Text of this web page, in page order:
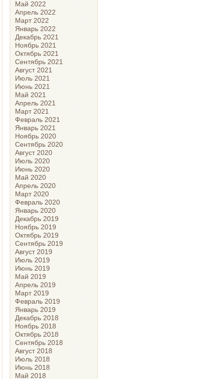
Май 2022
Апрель 2022
Март 2022
Январь 2022
Декабрь 2021
Ноябрь 2021
Октябрь 2021
Сентябрь 2021
Август 2021
Июль 2021
Июнь 2021
Май 2021
Апрель 2021
Март 2021
Февраль 2021
Январь 2021
Ноябрь 2020
Сентябрь 2020
Август 2020
Июль 2020
Июнь 2020
Май 2020
Апрель 2020
Март 2020
Февраль 2020
Январь 2020
Декабрь 2019
Ноябрь 2019
Октябрь 2019
Сентябрь 2019
Август 2019
Июль 2019
Июнь 2019
Май 2019
Апрель 2019
Март 2019
Февраль 2019
Январь 2019
Декабрь 2018
Ноябрь 2018
Октябрь 2018
Сентябрь 2018
Август 2018
Июль 2018
Июнь 2018
Май 2018